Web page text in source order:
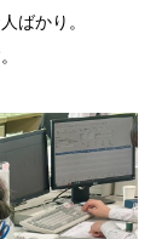
ばかり。